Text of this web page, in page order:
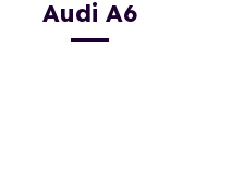
Audi A6